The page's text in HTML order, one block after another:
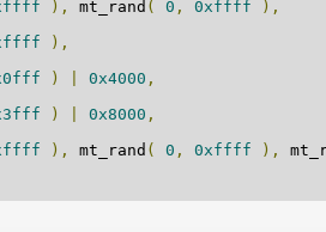
), mt_rand ( 0 , 0xffff
),
),
) 0x4000 ,
) 0x8000 ,
), mt_rand ( 0 , 0xffff ),